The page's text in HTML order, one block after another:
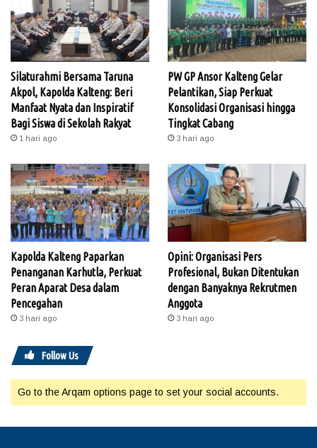
Silaturahmi Bersama Taruna
Akpol, Kapolda Kalteng: Beri
Manfaat Nyata dan Inspiratif
Bagi Siswa di Sekolah Rakyat
1 hari ago
PW GP Ansor Kalteng Gelar
Pelantikan, Siap Perkuat
Konsolidasi Organisasi hingga
Tingkat Cabang
3 hari ago
Kapolda Kalteng Paparkan
Penanganan Karhutla, Perkuat
Peran Aparat Desa dalam
Pencegahan
3 hari ago
Opini: Organisasi Pers
Profesional, Bukan Ditentukan
dengan Banyaknya Rekrutmen
Anggota
3 hari ago
Follow Us
Go to the Arqam options page to set your social accounts.